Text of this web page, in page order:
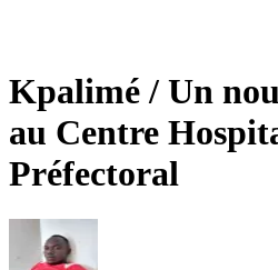
Kpalimé / Un
au Centre
Préfectoral